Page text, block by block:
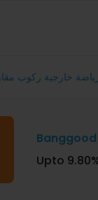
خارجية ركوب
Banggood
Upto